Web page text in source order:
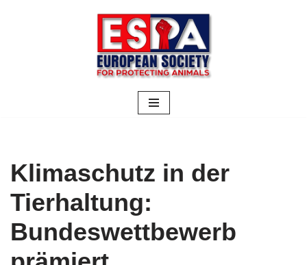
Klimaschutz in der
Tierhaltung:
Bundeswettbewerb